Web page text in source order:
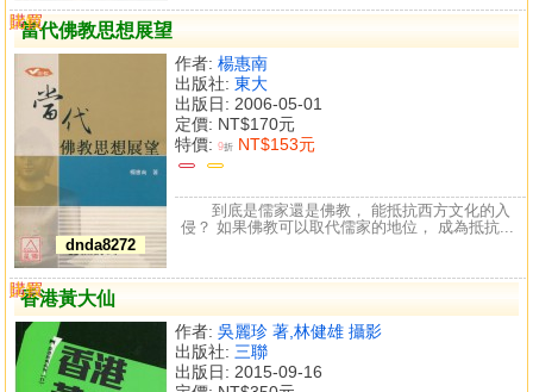
當代佛教思想展望
dnda8272
作者: 楊惠南
出版社: 東大
出版日: 2006-05-01
定價: NT$170元
特價: 9折 NT$153元
購買
比較
到底是儒家還是佛教， 能抵抗西方文化的入
侵？ 如果佛教可以取代儒家的地位， 成為抵抗...
香港黃大仙
作者: 吳麗珍 著,林健雄 攝影
出版社: 三聯
出版日: 2015-09-16
購買
比較